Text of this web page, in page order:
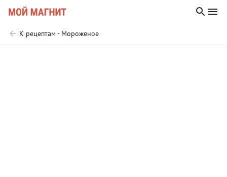
К рецептам - Мороженое